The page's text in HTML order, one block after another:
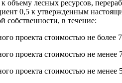
к объему лесных ресурсов,
0,5 к утвержденным
собственности, в течение:
проекта стоимостью не более
проекта стоимостью не
проекта стоимостью не